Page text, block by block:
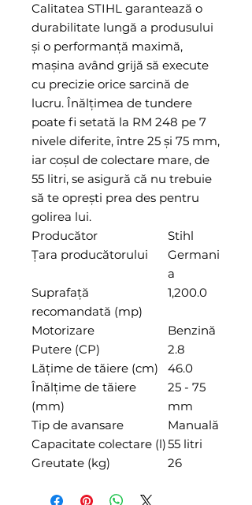
Calitatea STIHL garantează o
durabilitate lungă a produsului
și o performanță maximă,
mașina având grijă să execute
cu precizie orice sarcină de
lucru. Înălțimea de tundere
poate fi setată la RM 248 pe 7
nivele diferite, între 25 și 75 mm,
iar coșul de colectare mare, de
55 litri, se asigură că nu trebuie
să te oprești prea des pentru
golirea lui.
Producător
Stihl
Țara producătorului
Germani
a
Suprafață
recomandată (mp)
1,200.0
Motorizare
Benzină
Putere (CP)
2.8
Lățime de tăiere (cm)
46.0
Înălțime de tăiere
(mm)
25 - 75
mm
Tip de avansare
Manuală
Capacitate colectare (l)55 litri
Greutate (kg)
26